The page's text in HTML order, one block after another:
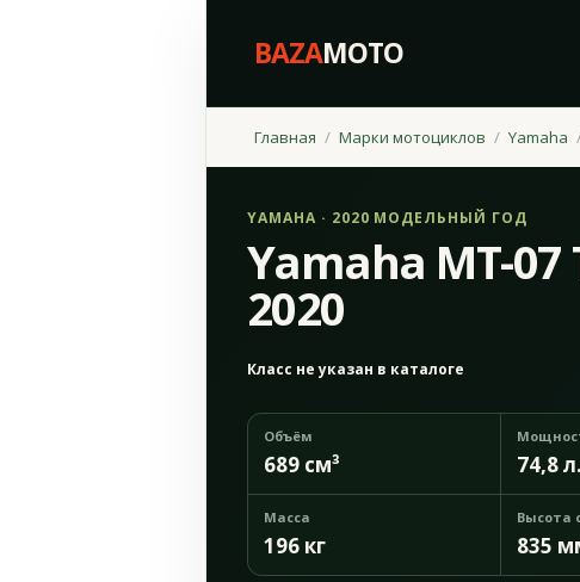
BAZAMOTO
Главная Марки мотоциклов Yamaha
YAMAHA · 2020 МОДЕЛЬНЫЙ ГОД
Yamaha MT-07
2020
Класс не указан в каталоге
Объём
689 см³ 74,8
Масса
196 кг
Высота
835